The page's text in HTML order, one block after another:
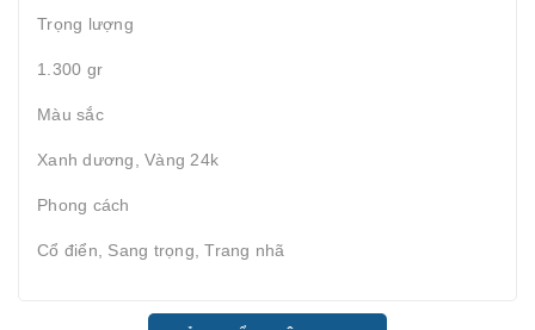
Trọng lượng
1.300 gr
Màu sắc
Xanh dương, Vàng 24k
Phong cách
Cổ điển, Sang trọng, Trang nhã